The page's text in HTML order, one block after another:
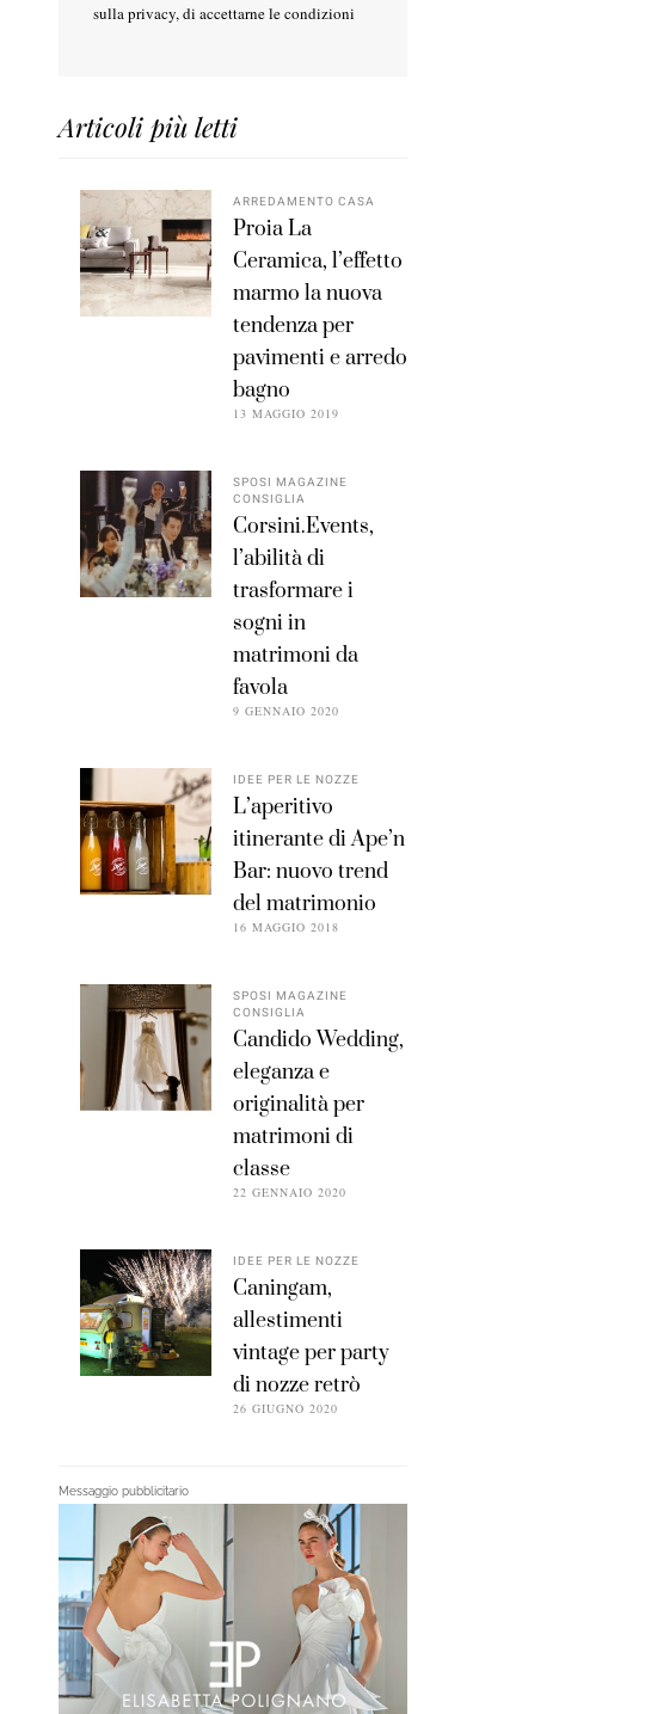
sulla privacy, di accettarne le condizioni
Articoli più letti
ARREDAMENTO CASA
Proia La
Ceramica, l’effetto
marmo la nuova
tendenza per
pavimenti e arredo
bagno
13 MAGGIO 2019
SPOSI MAGAZINE
CONSIGLIA
Corsini.Events,
l’abilità di
trasformare i
sogni in
matrimoni da
favola
9 GENNAIO 2020
IDEE PER LE NOZZE
L’aperitivo
itinerante di Ape’n
Bar: nuovo trend
del matrimonio
16 MAGGIO 2018
SPOSI MAGAZINE
CONSIGLIA
Candido Wedding,
eleganza e
originalità per
matrimoni di
classe
22 GENNAIO 2020
IDEE PER LE NOZZE
Caningam,
allestimenti
vintage per party
di nozze retrò
26 GIUGNO 2020
Messaggio pubblicitario